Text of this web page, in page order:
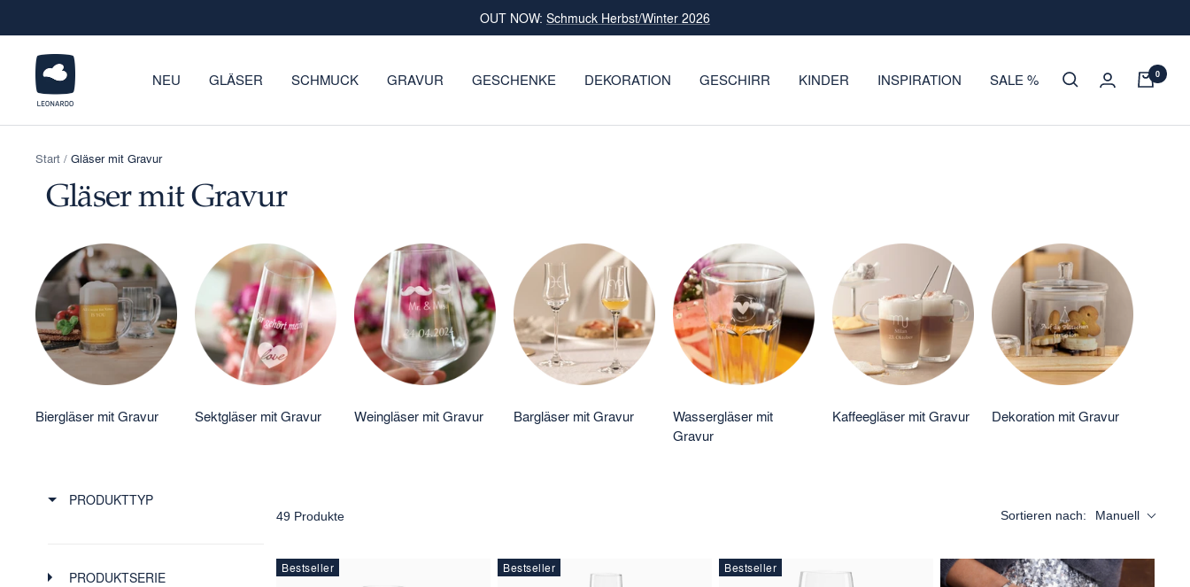
zum
OUT NOW: Schmuck Herbst/Winter 2026
NEU GLÄSER SCHMUCK GRAVUR GESCHENKE DEKORATION GESCHIRR KINDER INSPIRATION SALE %
LEONARDO
Onlineshop
0
Start Gläser mit Gravur
Gläser mit Gravur
Biergläser mit Gravur Sektgläser mit Gravur Weingläser mit Gravur Bargläser mit Gravur
Wassergläser mit
Gravur
Kaffeegläser mit Gravur Dekoration mit Gravur
PRODUKTTYP
PRODUKTSERIE
49 Produkte Sortieren nach: Manuell
Bestseller Bestseller Bestseller